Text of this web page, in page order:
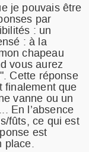
je pouvais être
par
: un
: à la
chapeau
vous aurez
Cette réponse
finalement que
vanne ou un
En l’absence
fûts, ce qui est
est
place.